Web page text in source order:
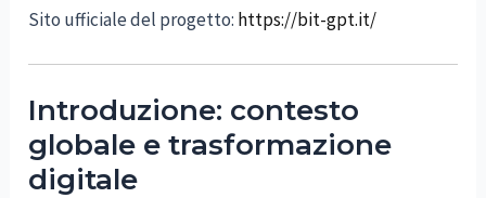
Sito ufficiale del progetto: https://bit-gpt.it/
Introduzione: contesto
globale e trasformazione
digitale